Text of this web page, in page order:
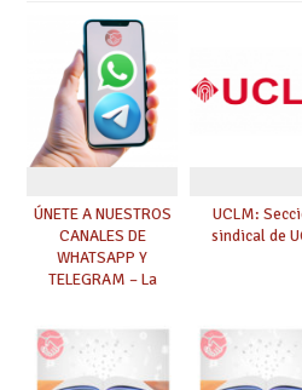
ÚNETE A NUESTROS
CANALES DE
WHATSAPP Y
TELEGRAM – La
UCLM:
sindical de